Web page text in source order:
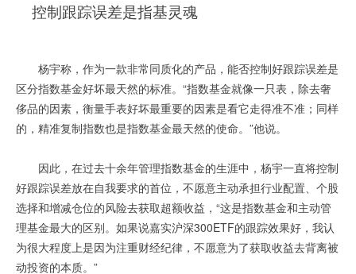
控制跟踪误差是指基灵魂
杨宇称，作为一款非常同质化的产品，能否控制好跟踪误差是
区分指数基金好坏最天然的标准。“指数基金就像一只表，除去奢
侈品的因素，衡量手表好坏最重要的因素是看它走得准不准；同样
的，精准复制指数也是指数基金最天然的使命。”他说。
因此，在过去十余年管理指数基金的生涯中，杨宇一直将控制
好跟踪误差放在自我要求的首位，不愿意主动承担行业配置、个股
选择和增减仓位的风险去获取超额收益，“这是指数基金和主动管
理基金最大的区别。如果说嘉实沪深300ETF的跟踪效果好，我认
为很大程度上是因为注重财经纪律，不愿意为了获取收益去背离被
动投资的本质。”